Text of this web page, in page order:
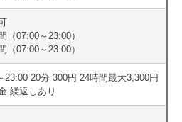
（07:00～23:00）
（07:00～23:00）
23:00 20分 300円 24時間最大3,300円
繰返しあり